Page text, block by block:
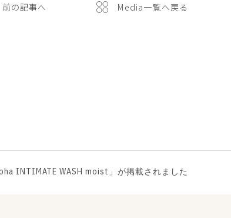
前の記事へ Media一覧へ戻る
INTIMATE WASH moist」が掲載されました